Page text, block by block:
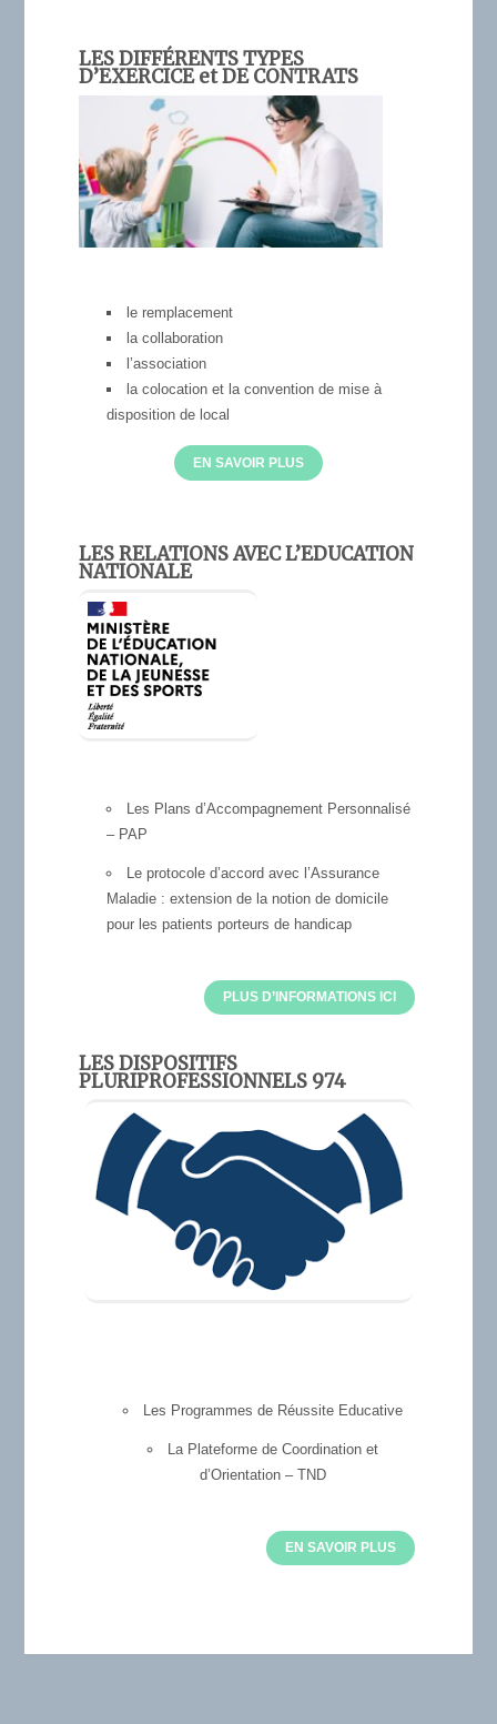
LES DIFFÉRENTS TYPES
D’EXERCICE et DE CONTRATS
le remplacement
la collaboration
l’association
la colocation et la convention de mise à
disposition de local
EN SAVOIR PLUS
LES RELATIONS AVEC L’EDUCATION
NATIONALE
Les Plans d’Accompagnement Personnalisé
– PAP
Le protocole d’accord avec l’Assurance
Maladie : extension de la notion de domicile
pour les patients porteurs de handicap
PLUS D’INFORMATIONS ICI
LES DISPOSITIFS
PLURIPROFESSIONNELS 974
Les Programmes de Réussite Educative
La Plateforme de Coordination et
d’Orientation – TND
EN SAVOIR PLUS